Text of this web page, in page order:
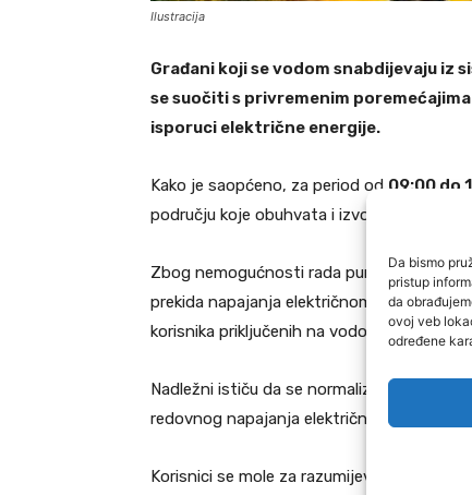
Da bismo
pristup
da
ovoj veb
određene
Ilustracija
Građani koji se vodom snabdijevaju iz
se suočiti s privremenim
isporuci električne energije.
Kako je saopćeno, za period od 09:00 do
području koje obuhvata i izvorište Jelah.
Zbog nemogućnosti rada pumpnih
prekida napajanja električnom energijom
korisnika priključenih na vodovodni sistem
Nadležni ističu da se normalizacija
redovnog napajanja električnom
Korisnici se mole za razumijevanje i